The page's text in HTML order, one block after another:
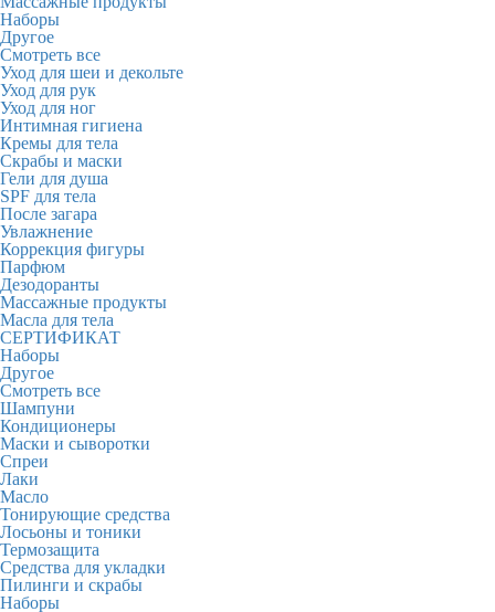
Наборы
Другое
Смотреть все
Уход для шеи и декольте
Уход для рук
Уход для ног
Интимная гигиена
Кремы для тела
Скрабы и маски
Гели для душа
SPF для тела
После загара
Увлажнение
Коррекция фигуры
Парфюм
Дезодоранты
Массажные продукты
Масла для тела
СЕРТИФИКАТ
Наборы
Другое
Смотреть все
Шампуни
Кондиционеры
Маски и сыворотки
Спреи
Лаки
Масло
Тонирующие средства
Лосьоны и тоники
Термозащита
Средства для укладки
Пилинги и скрабы
Наборы